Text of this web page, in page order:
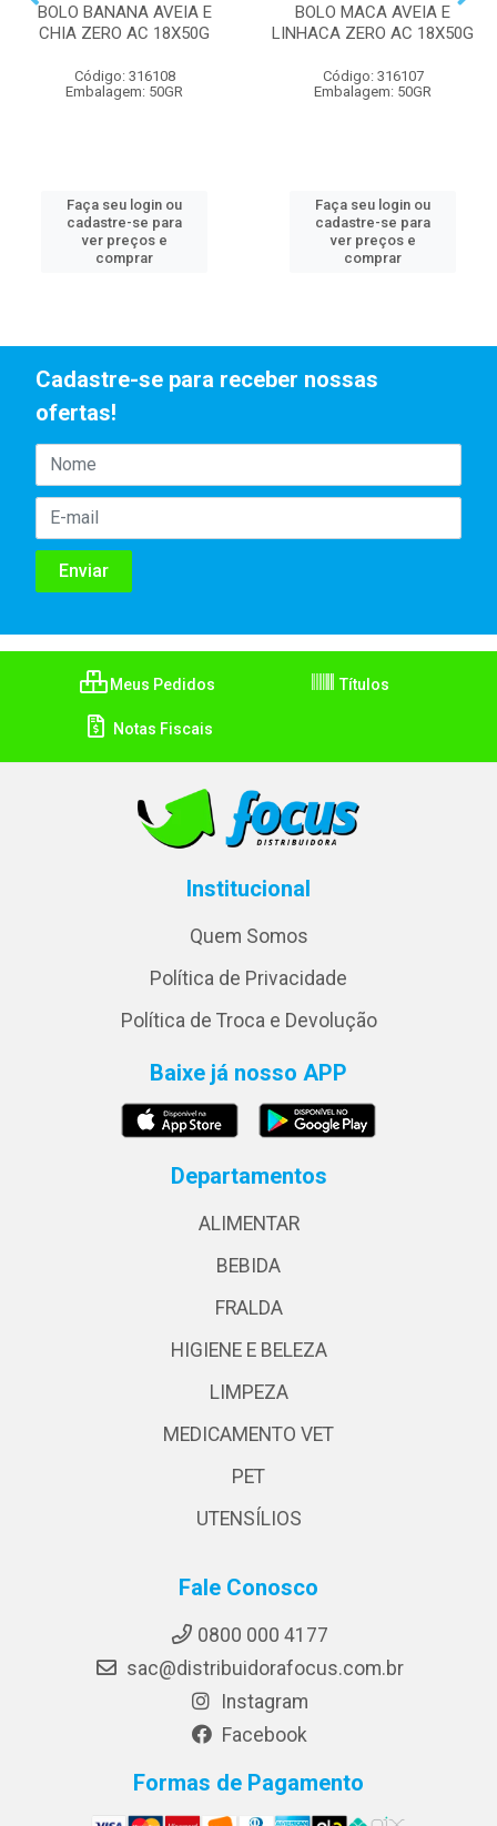
BOLO BANANA AVEIA E
CHIA ZERO AC 18X50G
Código: 316108
Embalagem: 50GR
Faça seu login ou
cadastre-se para
ver preços e
comprar
BOLO MACA AVEIA E
LINHACA ZERO AC 18X50G
Código: 316107
Embalagem: 50GR
Faça seu login ou
cadastre-se para
ver preços e
comprar
Cadastre-se para receber nossas
ofertas!
Meus Pedidos Títulos
Notas Fiscais
Institucional
Quem Somos
Política de Privacidade
Política de Troca e Devolução
Baixe já nosso APP
Departamentos
ALIMENTAR
BEBIDA
FRALDA
HIGIENE E BELEZA
LIMPEZA
MEDICAMENTO VET
PET
UTENSÍLIOS
Fale Conosco
0800 000 4177
sac@distribuidorafocus.com.br
Instagram
Facebook
Formas de Pagamento